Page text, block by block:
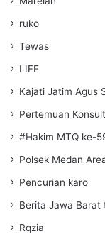
ruko
Tewas
LIFE
Kajati Jatim Agus
Pertemuan
#Hakim MTQ ke-
Polsek Medan
Pencurian karo
Berita Jawa Barat
Rqzia